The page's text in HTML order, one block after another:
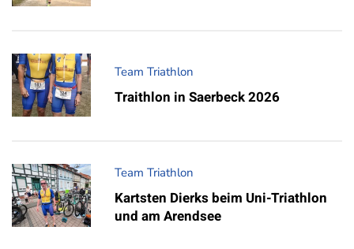
Team Triathlon
Traithlon in Saerbeck 2026
Team Triathlon
Kartsten Dierks beim Uni-Triathlon
und am Arendsee